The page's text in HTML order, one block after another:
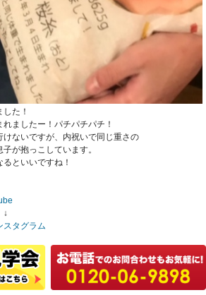
た！
ましたー！パチパチパチ！
けないですが、内祝いで同じ重さの
が抱っこしています。
といいですね！
↓
タグラム